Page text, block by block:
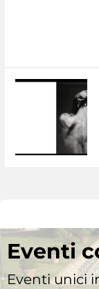
Eventi
Eventi unici